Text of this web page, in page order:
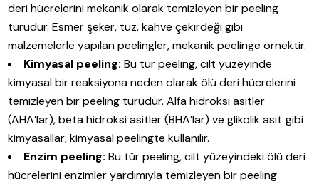
deri hücrelerini mekanik olarak temizleyen bir peeling
türüdür. Esmer şeker, tuz, kahve çekirdeği gibi
malzemelerle yapılan peelingler, mekanik peelinge örnektir.
Kimyasal peeling: Bu tür peeling, cilt yüzeyinde
kimyasal bir reaksiyona neden olarak ölü deri hücrelerini
temizleyen bir peeling türüdür. Alfa hidroksi asitler
(AHA’lar), beta hidroksi asitler (BHA’lar) ve glikolik asit gibi
kimyasallar, kimyasal peelingte kullanılır.
Enzim peeling: Bu tür peeling, cilt yüzeyindeki ölü deri
hücrelerini enzimler yardımıyla temizleyen bir peeling